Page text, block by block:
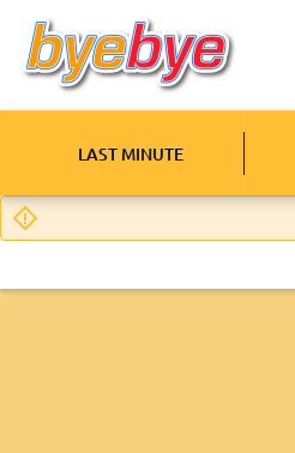
LAST MINUTE